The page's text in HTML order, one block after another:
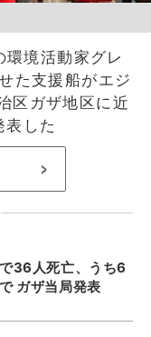
環境活動家グレ
た支援船がエジ
区ガザ地区に近
した
>
36人死亡、うち6
ガザ当局発表